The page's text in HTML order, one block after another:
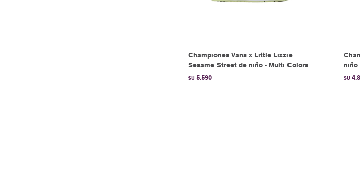
Championes Vans x Little Lizzie
Sesame Street de niño - Multi Colors
$U 5.590
niño
$U